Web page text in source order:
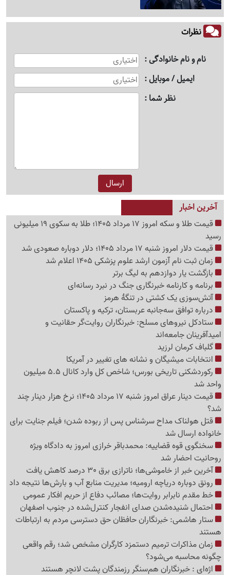
نظرات
نام و نام خانوادگی
ایمیل / موبایل
نظر شما
آخرین اخبار
قیمت طلا و سکه امروز 17 مرداد 1405؛ طلا به سکوی 19 میلیونی
رسید
قیمت دلار امروز شنبه 17 مرداد 1405؛ دلار دوباره صعودی شد
زمان ثبت نام آزمون ارشد علوم پزشکی 1405 اعلام شد
بازگشت یار دوازدهم به لیگ برتر
برنامه و کارنامه خبرنگاری جنگ در نبرد رسانه‌ای
آتش‌سوزی یک کشتی در تنگهٔ هرمز
درباره توافق سه‌جانبه عربستان، ترکیه و پاکستان
ستادکل نیروهای مسلح: خبرنگاران روایت‌گر حقانیت و
امیدآفرینان جامعه‌اند
گلباف کرمان لرزید
انتخابات میشیگان و نشانه های تغییر در آمریکا
رکوردشکنی تاریخی بورس؛ شاخص کل وارد کانال 5.5 میلیون
واحد شد
قیمت دینار عراق امروز شنبه 17 مرداد 1405؛ نرخ هزار دینار چند
شد؟
قتل هولناک مداح سرشناس پس از ربوده شدن؛ فیلم جنایت برای
خانواده ارسال شد
سخنگوی قوه قضاییه: محمدباقر خرازی امروز به دادگاه ویژه
روحانیت احضار شد
آخرین خبر از خاموشی‌ها؛ ناترازی برق 30 درصد کاهش یافت
رونق دوباره دریاچه ارومیه؛ مدیریت منابع آب و بارش‌ها نتیجه داد
خط مقدم نابرابر روایت‌ها؛ مصائب دفاع از حریم افکار عمومی
احتمال شنیده‌شدن صدای انفجار کنترل‌شده در جنوب اصفهان
ستار هاشمی: خبرنگاران حافظان حق دسترسی مردم به ارتباطات
هستند
زمان مذاکرات ترمیم دستمزد کارگران مشخص شد؛ رقم واقعی
چگونه محاسبه می‌شود؟
اژه‌ای : خبرنگاران هم‌سنگر رزمندگان پشت لانچر هستند